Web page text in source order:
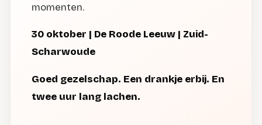
momenten.
30 oktober | De Roode Leeuw | Zuid-
Scharwoude
Goed gezelschap. Een drankje erbij. En
twee uur lang lachen.